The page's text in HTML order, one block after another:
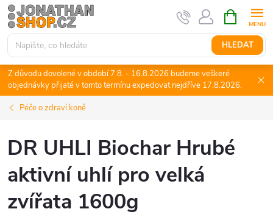
Přejít
na
obsah
HLEDAT
NÁKUPNÍ
KOŠÍK
Z důvodu dovolené v období 7.8. - 16.8.2026 budeme veškeré
objednávky přijaté v tomto termínu expedovat nejdříve 17.8.2026.
Péče o zdraví koně
DR UHLI Biochar Hrubé
aktivní uhlí pro velká
zvířata 1600g